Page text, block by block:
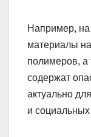
Например,
материалы
полимеров, а
содержат
актуально
и социальных